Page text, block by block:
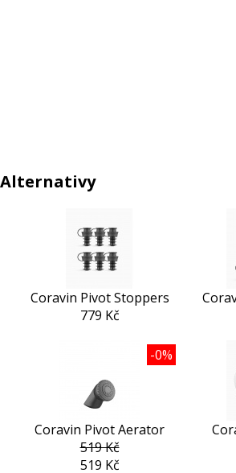
Alternativy
Coravin Pivot Stoppers
779 Kč
Coravin Pivot Aerator
-0%
519 Kč
519 Kč